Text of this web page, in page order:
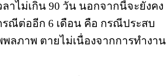
าไม่เกิน 90 วัน นอกจากนี้จะยังคง
รณีต่ออีก 6 เดือน คือ กรณีประสบ
พลภาพ ตายไม่เนื่องจากการทำงาน